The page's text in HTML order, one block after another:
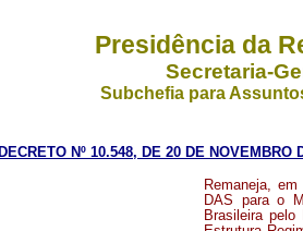
Presidência da
Secretaria-
Subchefia para
DECRETO Nº 10.548, DE 20 DE NOVEMBRO
Remaneja,
DAS para o
Brasileira